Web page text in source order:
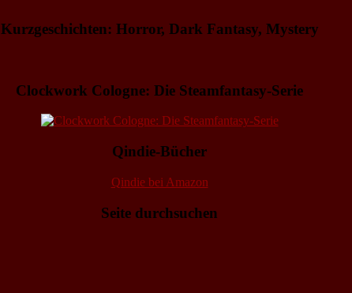
Kurzgeschichten: Horror, Dark Fantasy, Mystery
Clockwork Cologne: Die Steamfantasy-Serie
Qindie-Bücher
Qindie bei Amazon
Seite durchsuchen